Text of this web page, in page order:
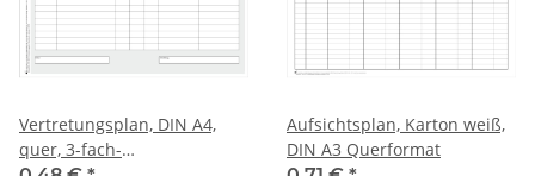
Vertretungsplan, DIN A4,
quer, 3-fach-
Aufsichtsplan, Karton weiß,
DIN A3 Querformat